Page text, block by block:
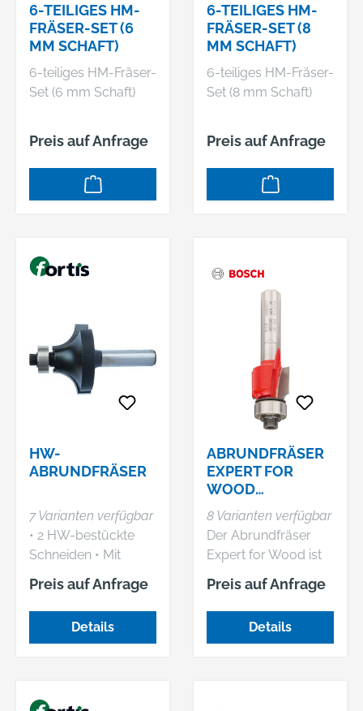
6-TEILIGES HM-
FRÄSER-SET (6
MM SCHAFT)
6-teiliges HM-Fräser-
Set (6 mm Schaft)
Preis auf Anfrage
6-TEILIGES HM-
FRÄSER-SET (8
MM SCHAFT)
6-teiliges HM-Fräser-
Set (8 mm Schaft)
Preis auf Anfrage
HW-
ABRUNDFRÄSER
7 Varianten verfügbar
• 2 HW-bestückte
Schneiden • Mit
Rechtslauf • Zum
Abrunden von
Kanten • Für
Preis auf Anfrage
Details
ABRUNDFRÄSER
EXPERT FOR
WOOD
ROUNDING MIT
FÜHRUNGSKUGE
LLAGER
8 Varianten verfügbar
Der Abrundfräser
Expert for Wood ist
Alltagseinsatz beim
splitterfreien Fräsen
ausgelegt. Der Fräser
Preis auf Anfrage
Details